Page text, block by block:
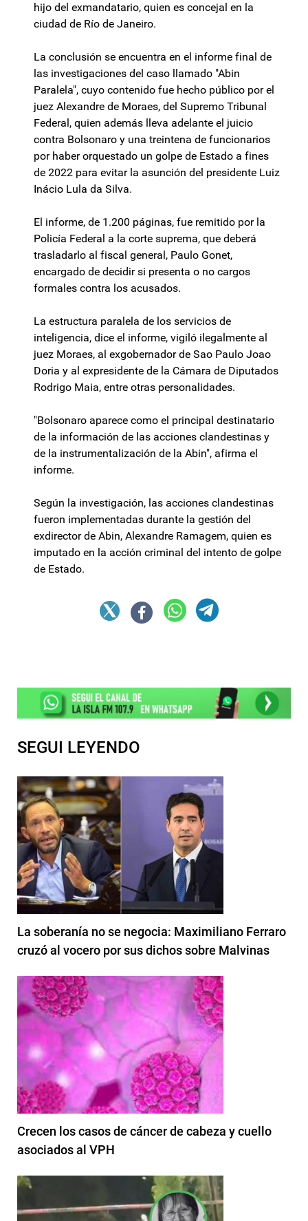
hijo del exmandatario, quien es concejal en la
ciudad de Río de Janeiro.
La conclusión se encuentra en el informe final de
las investigaciones del caso llamado "Abin
Paralela", cuyo contenido fue hecho público por el
juez Alexandre de Moraes, del Supremo Tribunal
Federal, quien además lleva adelante el juicio
contra Bolsonaro y una treintena de funcionarios
por haber orquestado un golpe de Estado a fines
de 2022 para evitar la asunción del presidente Luiz
Inácio Lula da Silva.
El informe, de 1.200 páginas, fue remitido por la
Policía Federal a la corte suprema, que deberá
trasladarlo al fiscal general, Paulo Gonet,
encargado de decidir si presenta o no cargos
formales contra los acusados.
La estructura paralela de los servicios de
inteligencia, dice el informe, vigiló ilegalmente al
juez Moraes, al exgobernador de Sao Paulo Joao
Doria y al expresidente de la Cámara de Diputados
Rodrigo Maia, entre otras personalidades.
"Bolsonaro aparece como el principal destinatario
de la información de las acciones clandestinas y
de la instrumentalización de la Abin", afirma el
informe.
Según la investigación, las acciones clandestinas
fueron implementadas durante la gestión del
exdirector de Abin, Alexandre Ramagem, quien es
imputado en la acción criminal del intento de golpe
de Estado.
SEGUI LEYENDO
La soberanía no se negocia: Maximiliano Ferraro
cruzó al vocero por sus dichos sobre Malvinas
Crecen los casos de cáncer de cabeza y cuello
asociados al VPH